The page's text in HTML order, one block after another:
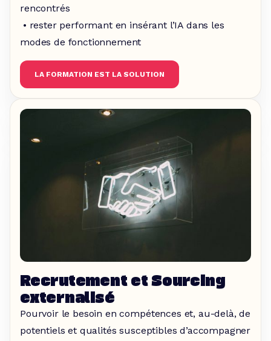
rencontrés
• rester performant en insérant l’IA dans les
modes de fonctionnement
LA FORMATION EST LA SOLUTION
Recrutement et Sourcing
externalisé
Pourvoir le besoin en compétences et, au-delà, de
potentiels et qualités susceptibles d’accompagner